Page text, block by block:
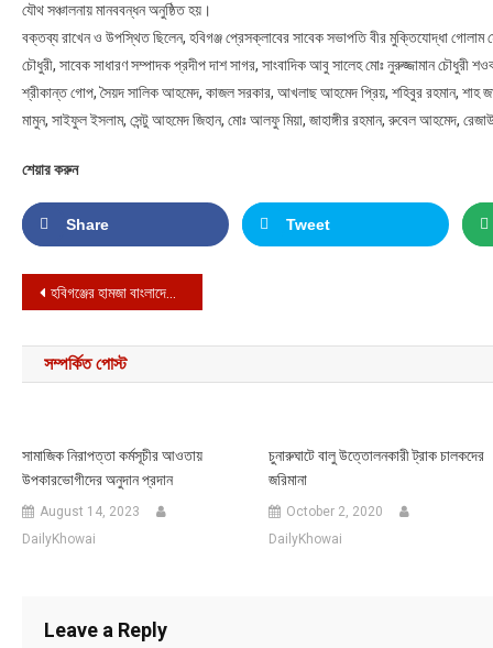
যৌথ সঞ্চালনায় মানববন্ধন অনুষ্ঠিত হয়।
বক্তব্য রাখেন ও উপস্থিত ছিলেন, হবিগঞ্জ প্রেসক্লাবের সাবেক সভাপতি বীর মুক্তিযোদ্ধা
চৌধুরী, সাবেক সাধারণ সম্পাদক প্রদীপ দাশ সাগর, সাংবাদিক আবু সালেহ মোঃ নুরুজ্জামান
শ্রীকান্ত গোপ, সৈয়দ সালিক আহমেদ, কাজল সরকার, আখলাছ আহমেদ প্রিয়, শহিবুর রহমান, শাহ
মামুন, সাইফুল ইসলাম, সেন্টু আহমেদ জিহান, মোঃ আলফু মিয়া, জাহাঙ্গীর রহমান, রুবেল আহমেদ,
শেয়ার করুন
Share Tweet
Post navigation
হবিগঞ্জের হামজা বাংলাদেশের হয়ে খেলবেন
সম্পর্কিত পোস্ট
সামাজিক নিরাপত্তা কর্মসূচীর আওতায়
উপকারভোগীদের অনুদান প্রদান
August 14, 2023
DailyKhowai
চুনারুঘাটে বালু উত্তোলনকারী ট্রাক চালকদের
জরিমানা
October 2, 2020
DailyKhowai
Leave a Reply